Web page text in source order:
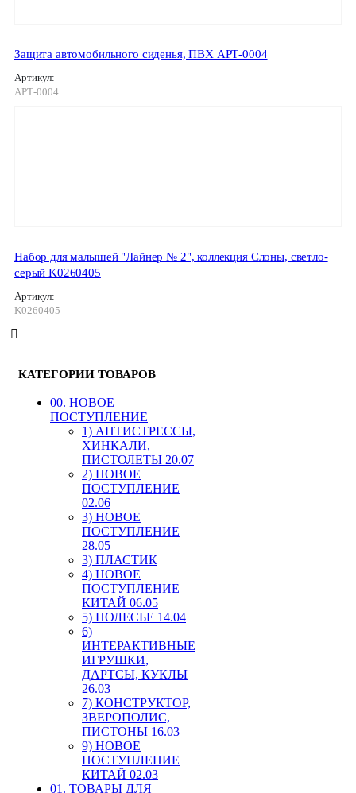
Защита автомобильного сиденья, ПВХ АРТ-0004
Артикул:
АРТ-0004
Набор для малышей "Лайнер № 2", коллекция Слоны, светло-
серый K0260405
Артикул:
K0260405
КАТЕГОРИИ ТОВАРОВ
00. HОВОЕ
ПОСТУПЛЕНИЕ
1) АНТИСТРЕССЫ,
ХИНКАЛИ,
ПИСТОЛЕТЫ 20.07
2) НОВОЕ
ПОСТУПЛЕНИЕ
02.06
3) НОВОЕ
ПОСТУПЛЕНИЕ
28.05
3) ПЛАСТИК
4) НОВОЕ
ПОСТУПЛЕНИЕ
КИТАЙ 06.05
5) ПОЛЕСЬЕ 14.04
6)
ИНТЕРАКТИВНЫЕ
ИГРУШКИ,
ДАРТСЫ, КУКЛЫ
26.03
7) КОНСТРУКТОР,
ЗВЕРОПОЛИС,
ПИСТОНЫ 16.03
9) НОВОЕ
ПОСТУПЛЕНИЕ
КИТАЙ 02.03
01. ТОВАРЫ ДЛЯ